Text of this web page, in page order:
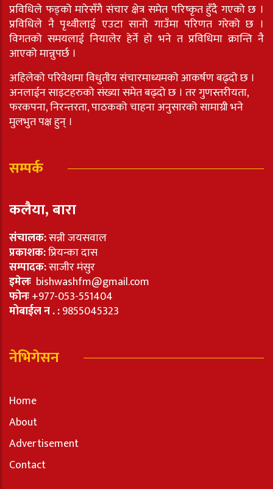
प्रविधिले फड्को मारेसँगै संचार क्षेत्र समेत परिष्कृत हुँदै गएको छ ।
प्रविधिले नै पृथ्वीलाई एउटा सानो गाउँमा परिणत गरेको छ ।
विगतको समयलाई नियालेर हेर्ने हो भने त प्रविधिमा क्रान्ति नै
आएको मान्नुपर्छ ।
अहिलेको परिवेशमा विधुतीय संचारमाध्यमको आकर्षण बढ्दो छ ।
अनलाईन साइटहरुको संख्या समेत बढ्दो छ । तर गुणस्तरीयता,
फरकपना, निरन्तरता, पाठकको चाहना अनुसारको सामाग्री भने
मुलभुत पक्ष हुन् ।
सम्पर्क
कलैया, बारा
संचालक:सन्नी जयसवाल
प्रकाशक:प्रियन्का दास
सम्पादक:साजीर मंसुर
इमेलः bishwashfm@gmail.com
फोनः+977-053-551404
मोबाईल न . :9855045323
नेभिगेसन
Home
About
Advertisement
Contact